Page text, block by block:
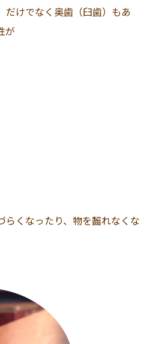
だけでなく奥歯（臼歯）もあ
が
らくなったり、物を齧れなくな